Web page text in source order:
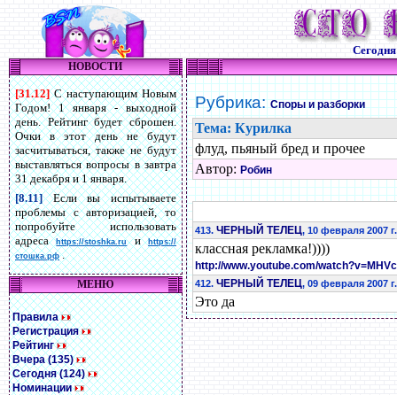
НОВОСТИ
[31.12]С наступающим Новым
Годом! 1 января - выходной
день. Рейтинг будет сброшен.
Очки в этот день не будут
засчитываться, также не будут
выставляться вопросы в завтра
31 декабря и 1 января.
[8.11]Если вы испытываете
проблемы с авторизацией, то
попробуйте использовать
адресаhttps://stoshka.ruиhttps://
стошка.рф.
МЕНЮ
Правила
Регистрация
Рейтинг
Вчера (135)
Сегодня (124)
Номинации
Рубрика:Споры и разборки
Тема: Курилка
флуд, пьяный бред и прочее
Автор: Робин
413. ЧЕРНЫЙ ТЕЛЕЦ, 10 февраля 2007
классная рекламка!))))
http://www.youtube.com/
412. ЧЕРНЫЙ ТЕЛЕЦ, 09 февраля 2007
Это да